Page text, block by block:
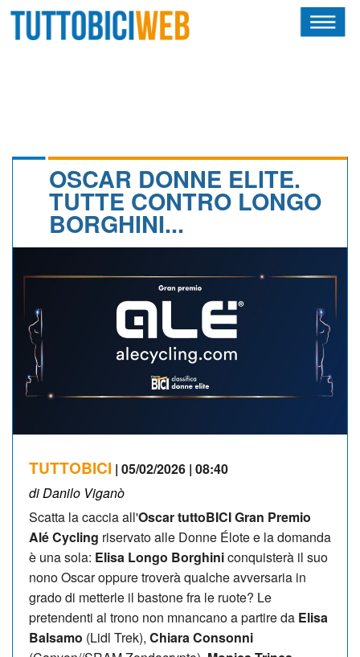
CALENDARIO
ALBI D'ORO
NEWSLETTER
OSCAR DONNE ELITE.
TUTTE CONTRO LONGO
BORGHINI...
TUTTOBICI | 05/02/2026 | 08:40
di Danilo Viganò
Scatta la caccia all'Oscar tuttoBICI Gran Premio
Alé Cycling riservato alle Donne Élote e la domanda
è una sola: Elisa Longo Borghiniconquisterà il suo
nono Oscar oppure troverà qualche avversaria in
grado di metterle il bastone fra le ruote? Le
pretendenti al trono non mnancano a partire da Elisa
Balsamo (Lidl Trek), Chiara Consonni